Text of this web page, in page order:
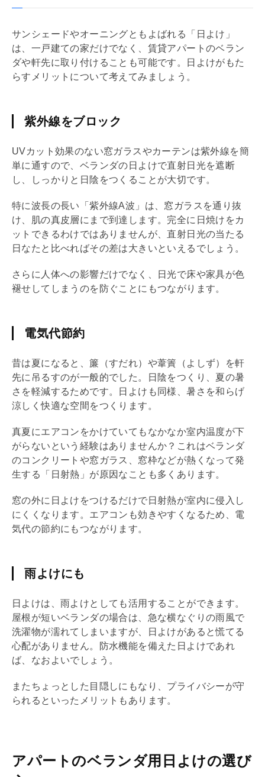
サンシェードやオーニングともよばれる「日よけ」
は、一戸建ての家だけでなく、賃貸アパートのベラン
ダや軒先に取り付けることも可能です。日よけがもた
らすメリットについて考えてみましょう。
紫外線をブロック
UVカット効果のない窓ガラスやカーテンは紫外線を簡
単に通すので、ベランダの日よけで直射日光を遮断
し、しっかりと日陰をつくることが大切です。
特に波長の長い「紫外線A波」は、窓ガラスを通り抜
け、肌の真皮層にまで到達します。完全に日焼けをカ
ットできるわけではありませんが、直射日光の当たる
日なたと比べればその差は大きいといえるでしょう。
さらに人体への影響だけでなく、日光で床や家具が色
褪せしてしまうのを防ぐことにもつながります。
電気代節約
昔は夏になると、簾（すだれ）や葦簀（よしず）を軒
先に吊るすのが一般的でした。日陰をつくり、夏の暑
さを軽減するためです。日よけも同様、暑さを和らげ
涼しく快適な空間をつくります。
真夏にエアコンをかけていてもなかなか室内温度が下
がらないという経験はありませんか？これはベランダ
のコンクリートや窓ガラス、窓枠などが熱くなって発
生する「日射熱」が原因なことも多くあります。
窓の外に日よけをつけるだけで日射熱が室内に侵入し
にくくなります。エアコンも効きやすくなるため、電
気代の節約にもつながります。
雨よけにも
日よけは、雨よけとしても活用することができます。
屋根が短いベランダの場合は、急な横なぐりの雨風で
洗濯物が濡れてしまいますが、日よけがあると慌てる
心配がありません。防水機能を備えた日よけであれ
ば、なおよいでしょう。
またちょっとした目隠しにもなり、プライバシーが守
られるといったメリットもあります。
アパートのベランダ用日よけの選び